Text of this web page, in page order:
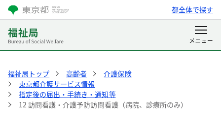
都全体で探す
福祉局トップ 高齢者
介護保険
東京都介護サービス情報
指定後の届出・手続き・通知等
12 訪問看護・介護予防訪問看護（病院、診療所のみ）